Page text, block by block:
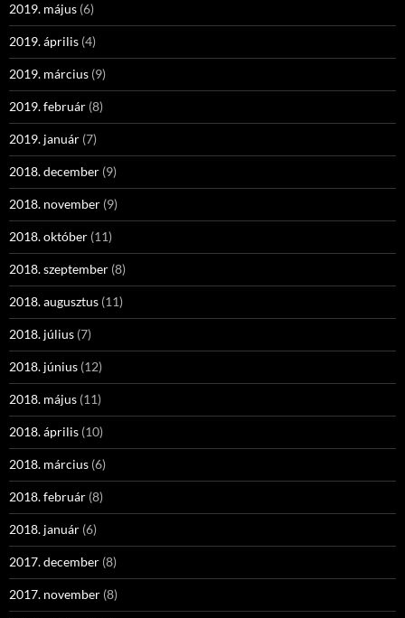
2019. május (6)
2019. április (4)
2019. március (9)
2019. február (8)
2019. január (7)
2018. december (9)
2018. november (9)
2018. október (11)
2018. szeptember (8)
2018. augusztus (11)
2018. július (7)
2018. június (12)
2018. május (11)
2018. április (10)
2018. március (6)
2018. február (8)
2018. január (6)
2017. december (8)
2017. november (8)